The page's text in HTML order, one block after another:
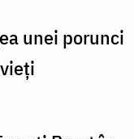
unei porunci